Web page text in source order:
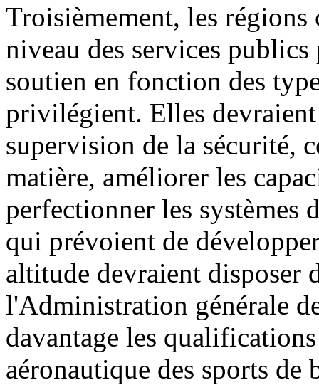
Troisièmement, les régions
niveau des services
soutien en fonction des
privilégient. Elles
supervision de la sécurité,
matière, améliorer les
perfectionner les systèmes
qui prévoient de
altitude devraient disposer
l'Administration générale
davantage les
aéronautique des sports de